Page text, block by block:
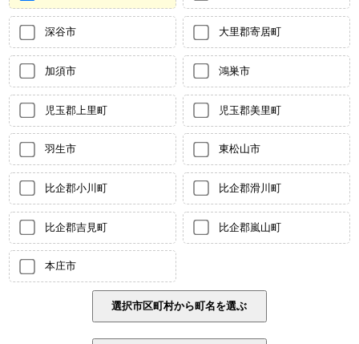
深谷市 大里郡寄居町
加須市 鴻巣市
児玉郡上里町 児玉郡美里町
羽生市 東松山市
比企郡小川町 比企郡滑川町
比企郡吉見町 比企郡嵐山町
本庄市